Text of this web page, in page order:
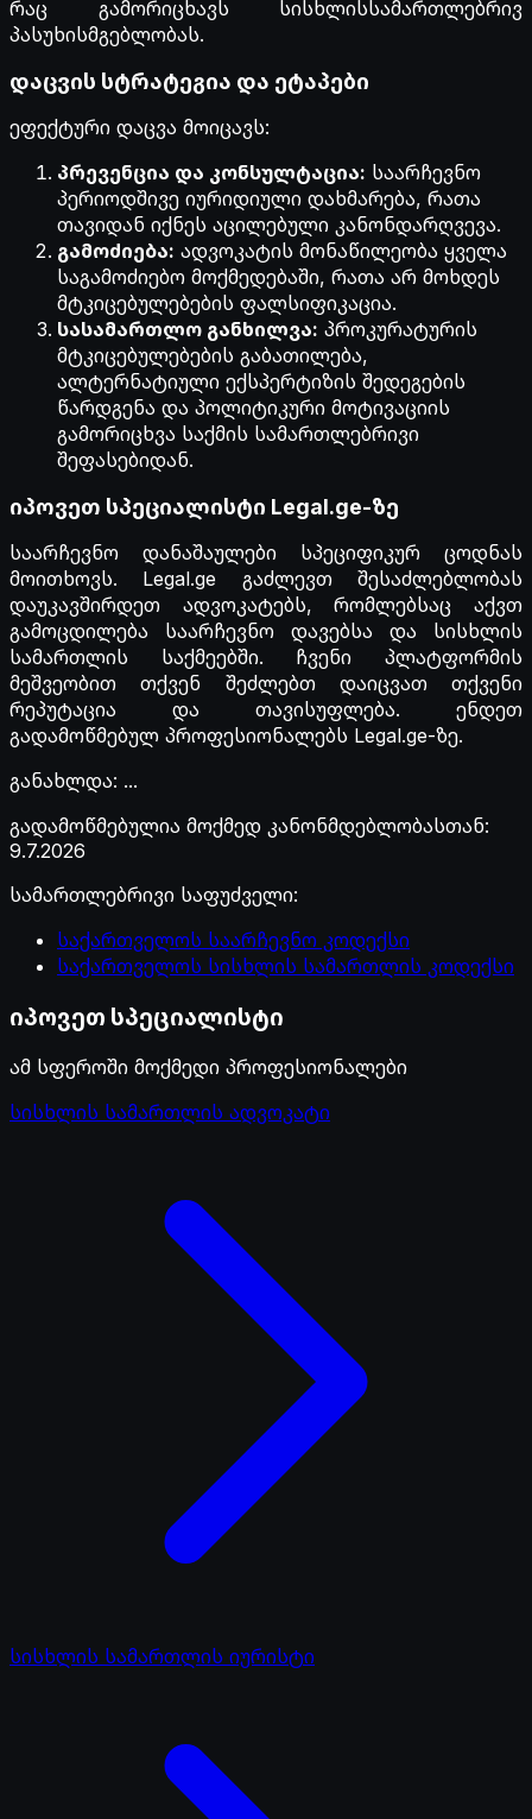
რაც გამორიცხავს სისხლისსამართლებრივ
პასუხისმგებლობას.
დაცვის სტრატეგია და ეტაპები
ეფექტური დაცვა მოიცავს:
პრევენცია და კონსულტაცია: საარჩევნო
პერიოდშივე იურიდიული დახმარება, რათა
თავიდან იქნეს აცილებული კანონდარღვევა.
გამოძიება: ადვოკატის მონაწილეობა ყველა
საგამოძიებო მოქმედებაში, რათა არ მოხდეს
მტკიცებულებების ფალსიფიკაცია.
სასამართლო განხილვა: პროკურატურის
მტკიცებულებების გაბათილება,
ალტერნატიული ექსპერტიზის შედეგების
წარდგენა და პოლიტიკური მოტივაციის
გამორიცხვა საქმის სამართლებრივი
შეფასებიდან.
იპოვეთ სპეციალისტი Legal.ge-ზე
საარჩევნო დანაშაულები სპეციფიკურ ცოდნას
მოითხოვს. Legal.ge გაძლევთ შესაძლებლობას
დაუკავშირდეთ ადვოკატებს, რომლებსაც აქვთ
გამოცდილება საარჩევნო დავებსა და სისხლის
სამართლის საქმეებში. ჩვენი პლატფორმის
მეშვეობით თქვენ შეძლებთ დაიცვათ თქვენი
რეპუტაცია და თავისუფლება. ენდეთ
გადამოწმებულ პროფესიონალებს Legal.ge-ზე.
განახლდა: ...
გადამოწმებულია მოქმედ კანონმდებლობასთან:
9.7.2026
სამართლებრივი საფუძველი:
საქართველოს საარჩევნო კოდექსი
საქართველოს სისხლის სამართლის კოდექსი
იპოვეთ სპეციალისტი
ამ სფეროში მოქმედი პროფესიონალები
სისხლის სამართლის ადვოკატი
სისხლის სამართლის იურისტი